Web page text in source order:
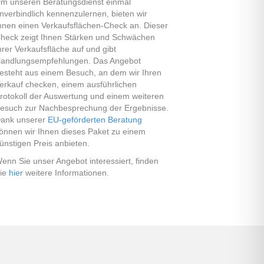
kennenzulernen, bieten wir
einen Verkaufsflächen-Check an. Dieser
zeigt Ihnen Stärken und Schwächen
Verkaufsfläche auf und gibt
Das Angebot
aus einem Besuch, an dem wir Ihren
checken, einem ausführlichen
der Auswertung und einem weiteren
zur Nachbesprechung der Ergebnisse.
unserer EU-geförderten Beratung
wir Ihnen dieses Paket zu einem
Preis anbieten.
Sie unser Angebot interessiert, finden
hier weitere Informationen.